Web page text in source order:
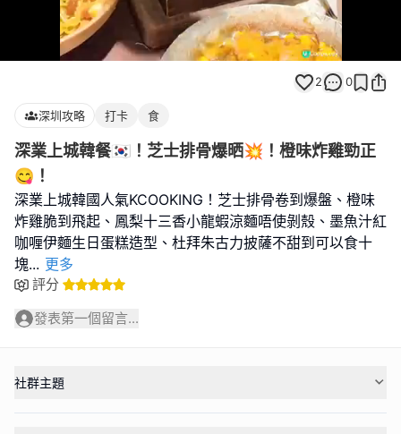
Loaded
100.00%
2 0
深圳攻略 打卡 食
深業上城韓餐🇰🇷！芝士排骨爆晒💥！橙味炸雞勁正
😋！
深業上城韓國人氣KCOOKING！芝士排骨卷到爆盤、橙味
炸雞脆到飛起、鳳梨十三香小龍蝦涼麵唔使剝殼、墨魚汁紅
咖喱伊麵生日蛋糕造型、杜拜朱古力披薩不甜到可以食十
塊... 更多
評分
發表第一個留言...
社群主題